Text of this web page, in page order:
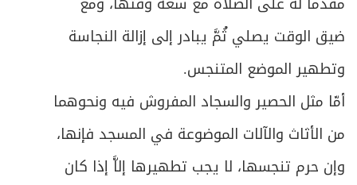
ضيق الوقت يصلي ثُمَّ يبادر إلى إزالة النجاسة
وتطهير الموضع المتنجس.
أمّا مثل الحصير والسجاد المفروش فيه ونحوهما
من الأثاث والآلات الموضوعة في المسجد فإنها،
وإن حرم تنجسها، لا يجب تطهيرها إلاَّ إذا كان